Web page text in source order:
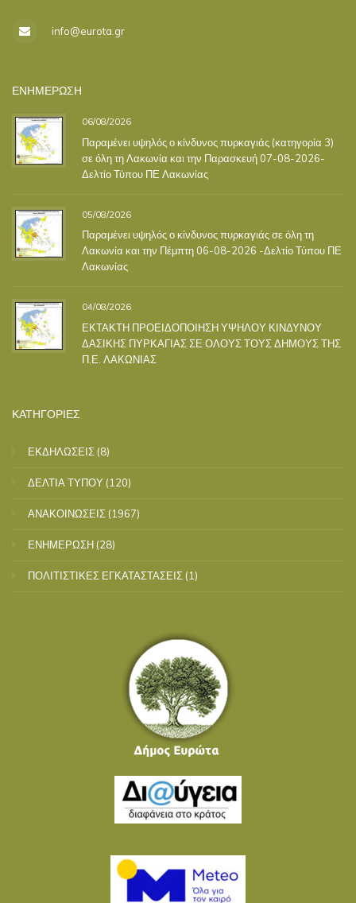
info@eurota.gr
ΕΝΗΜΕΡΩΣΗ
06/08/2026
Παραμένει υψηλός ο κίνδυνος πυρκαγιάς (κατηγορία 3)
σε όλη τη Λακωνία και την Παρασκευή 07-08-2026-
Δελτίο Τύπου ΠΕ Λακωνίας
05/08/2026
Παραμένει υψηλός ο κίνδυνος πυρκαγιάς σε όλη τη
Λακωνία και την Πέμπτη 06-08-2026 -Δελτίο Τύπου ΠΕ
Λακωνίας
04/08/2026
ΕΚΤΑΚΤΗ ΠΡΟΕΙΔΟΠΟΙΗΣΗ ΥΨΗΛΟΥ ΚΙΝΔΥΝΟΥ
ΔΑΣΙΚΗΣ ΠΥΡΚΑΓΙΑΣ ΣΕ ΟΛΟΥΣ ΤΟΥΣ ΔΗΜΟΥΣ ΤΗΣ
Π.Ε. ΛΑΚΩΝΙΑΣ
ΚΑΤΗΓΟΡΙΕΣ
ΕΚΔΗΛΩΣΕΙΣ (8)
ΔΕΛΤΙΑ ΤΥΠΟΥ (120)
ΑΝΑΚΟΙΝΩΣΕΙΣ (1967)
ΕΝΗΜΕΡΩΣΗ (28)
ΠΟΛΙΤΙΣΤΙΚΕΣ ΕΓΚΑΤΑΣΤΑΣΕΙΣ (1)